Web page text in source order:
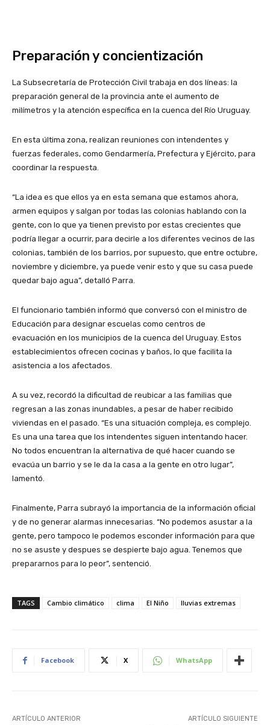
Preparación y concientización
La Subsecretaría de Protección Civil trabaja en dos líneas: la
preparación general de la provincia ante el aumento de
milímetros y la atención específica en la cuenca del Río Uruguay.
En esta última zona, realizan reuniones con intendentes y
fuerzas federales, como Gendarmería, Prefectura y Ejército, para
coordinar la respuesta.
“La idea es que ellos ya en esta semana que estamos ahora,
armen equipos y salgan por todas las colonias hablando con la
gente, con lo que ya tienen previsto por estas crecientes que
podría llegar a ocurrir, para decirle a los diferentes vecinos de las
colonias, también de los barrios, por supuesto, que entre octubre,
noviembre y diciembre, ya puede venir esto y que su casa puede
quedar bajo agua”, detalló Parra.
El funcionario también informó que conversó con el ministro de
Educación para designar escuelas como centros de
evacuación en los municipios de la cuenca del Uruguay. Estos
establecimientos ofrecen cocinas y baños, lo que facilita la
asistencia a los afectados.
A su vez, recordó la dificultad de reubicar a las familias que
regresan a las zonas inundables, a pesar de haber recibido
viviendas en el pasado. “Es una situación compleja, es complejo.
Es una una tarea que los intendentes siguen intentando hacer.
No todos encuentran la alternativa de qué hacer cuando se
evacúa un barrio y se le da la casa a la gente en otro lugar”,
lamentó.
Finalmente, Parra subrayó la importancia de la información oficial
y de no generar alarmas innecesarias. “No podemos asustar a la
gente, pero tampoco le podemos esconder información para que
no se asuste y despues se despierte bajo agua. Tenemos que
prepararnos para lo peor”, sentenció.
TAGS Cambio climático clima El Niño lluvias extremas
Facebook X WhatsApp
ARTÍCULO ANTERIOR ARTÍCULO SIGUIENTE